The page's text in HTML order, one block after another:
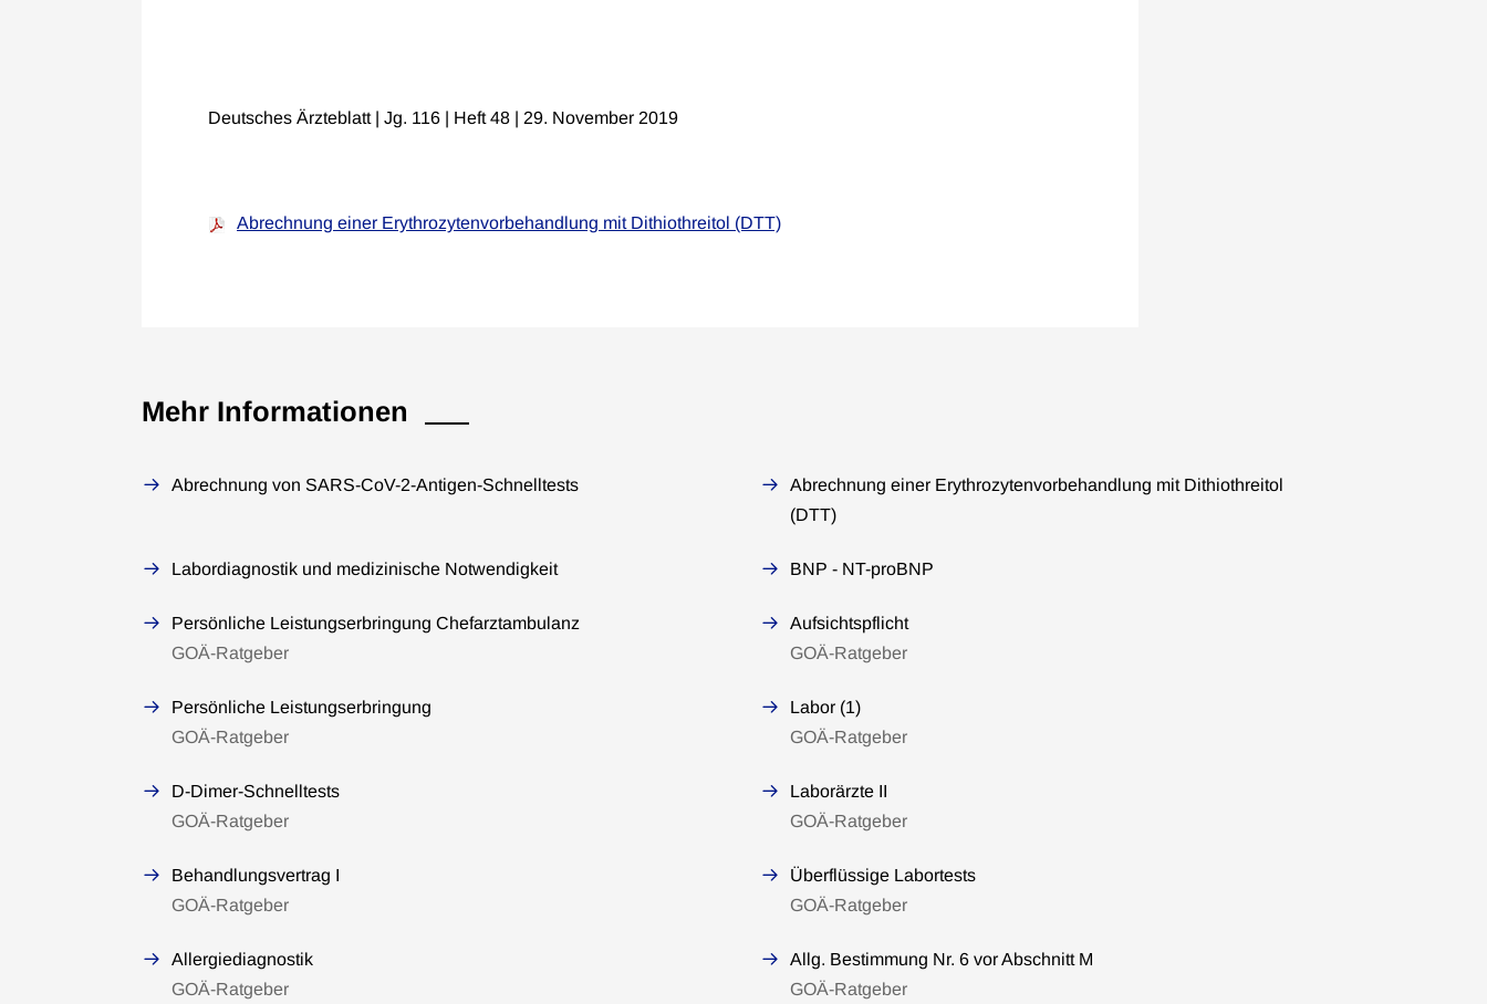
Deutsches Ärzteblatt | Jg. 116 | Heft 48 | 29. November 2019
Abrechnung einer Erythrozytenvorbehandlung mit Dithiothreitol (DTT)
Mehr Informationen
Abrechnung von SARS-CoV-2-Antigen-Schnelltests
Abrechnung einer Erythrozytenvorbehandlung mit Dithiothreitol
(DTT)
Labordiagnostik und medizinische Notwendigkeit BNP - NT-proBNP
Persönliche Leistungserbringung Chefarztambulanz
GOÄ-Ratgeber
Aufsichtspflicht
GOÄ-Ratgeber
Persönliche Leistungserbringung
GOÄ-Ratgeber
Labor (1)
GOÄ-Ratgeber
D-Dimer-Schnelltests
GOÄ-Ratgeber
Laborärzte II
GOÄ-Ratgeber
Behandlungsvertrag I
GOÄ-Ratgeber
Überflüssige Labortests
GOÄ-Ratgeber
Allergiediagnostik
GOÄ-Ratgeber
Allg. Bestimmung Nr. 6 vor Abschnitt M
GOÄ-Ratgeber